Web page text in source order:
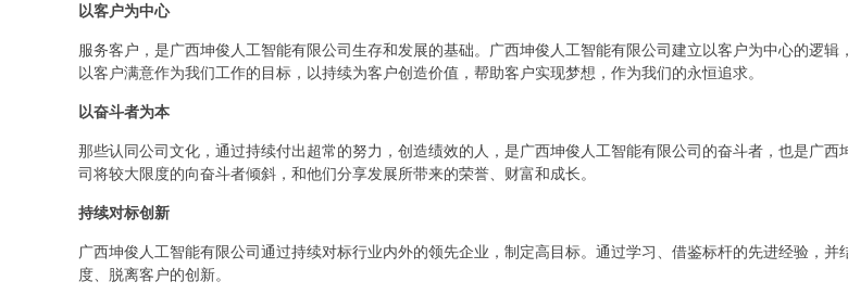
以客户为中心
服务客户，是广西坤俊人工智能有限公司生存和发展的基础。广西坤俊人工智能有限公司建立以客户为中心的逻
以客户满意作为我们工作的目标，以持续为客户创造价值，帮助客户实现梦想，作为我们的永恒追求。
以奋斗者为本
那些认同公司文化，通过持续付出超常的努力，创造绩效的人，是广西坤俊人工智能有限公司的奋斗者，也是广
司将较大限度的向奋斗者倾斜，和他们分享发展所带来的荣誉、财富和成长。
持续对标创新
广西坤俊人工智能有限公司通过持续对标行业内外的领先企业，制定高目标。通过学习、借鉴标杆的先进经验，
度、脱离客户的创新。